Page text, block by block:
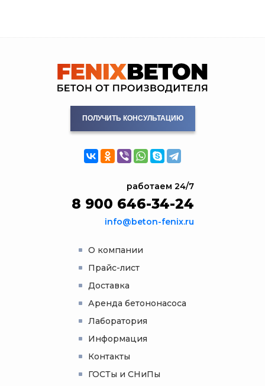
ПОЛУЧИТЬ КОНСУЛЬТАЦИЮ
О компании
Прайс-лист
Доставка
Аренда бетононасоса
Лаборатория
Информация
Контакты
ГОСТы и СНиПы
работаем 24/7
8 900 646-34-24
info@beton-fenix.ru